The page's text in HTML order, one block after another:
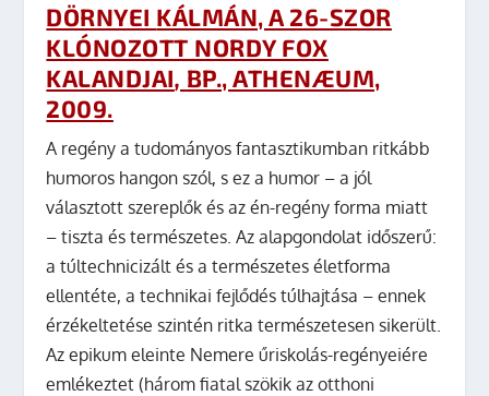
DÖRNYEI KÁLMÁN, A 26-SZOR
KLÓNOZOTT NORDY FOX
KALANDJAI, BP., ATHENÆUM,
2009.
A regény a tudományos fantasztikumban ritkább
humoros hangon szól, s ez a humor – a jól
választott szereplők és az én-regény forma miatt
– tiszta és természetes. Az alapgondolat időszerű:
a túltechnicizált és a természetes életforma
ellentéte, a technikai fejlődés túlhajtása – ennek
érzékeltetése szintén ritka természetesen sikerült.
Az epikum eleinte Nemere űriskolás-regényeiére
emlékeztet (három fiatal szökik az otthoni